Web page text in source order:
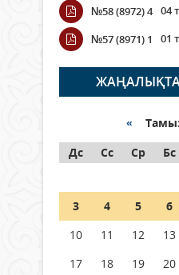
Wi-Fi ҚАБЫРҒА
ӨТЕДІ?
06 тамыз 2026 ж.
граждане
05 тамыз 2026 ж.
Шетелде жүрген
азаматтары
№58 (8972) 4 04
№57 (8971) 1
01
«
Дс
Сс Ср Бс
3
4 5 6
10
11 12 13
17
18 19 20